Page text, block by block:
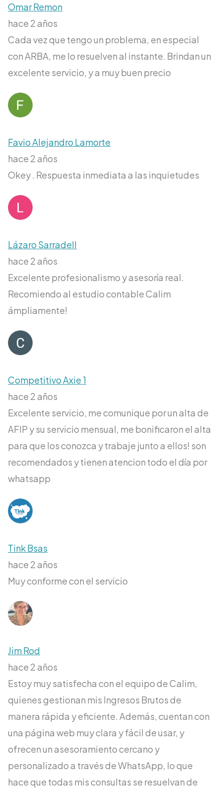
Omar Remon
hace 2 años
Cada vez que tengo un problema, en especial
con ARBA, me lo resuelven al instante. Brindan un
excelente servicio, y a muy buen precio
Favio Alejandro Lamorte
hace 2 años
Okey . Respuesta inmediata a las inquietudes
Lázaro Sarradell
hace 2 años
Excelente profesionalismo y asesoría real.
Recomiendo al estudio contable Calim
ámpliamente!
Competitivo Axie 1
hace 2 años
Excelente servicio, me comunique por un alta de
AFIP y su servicio mensual, me bonificaron el alta
para que los conozca y trabaje junto a ellos! son
recomendados y tienen atencion todo el día por
whatsapp
Tink Bsas
hace 2 años
Muy conforme con el servicio
Jim Rod
hace 2 años
Estoy muy satisfecha con el equipo de Calim,
quienes gestionan mis Ingresos Brutos de
manera rápida y eficiente. Además, cuentan con
una página web muy clara y fácil de usar, y
ofrecen un asesoramiento cercano y
personalizado a través de WhatsApp, lo que
hace que todas mis consultas se resuelvan de